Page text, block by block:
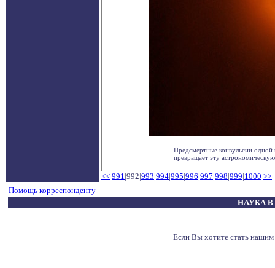
Предсмертные конвульсии одной
превращает эту
<< 991|992|993|994|995|996|997|998|999|1000 >>
Помощь корреспонденту
НАУКА
Если Вы хотите стать